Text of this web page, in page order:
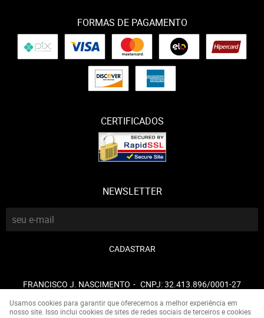
FORMAS DE PAGAMENTO
CERTIFICADOS
NEWSLETTER
CADASTRAR
FRANCISCO J. NASCIMENTO CNPJ: 32.413.896/0001-27
Usamos cookies para garantir que oferecemos a melhor experiência em
nosso site. Isso inclui cookies de sites de redes sociais de terceiros e cookies